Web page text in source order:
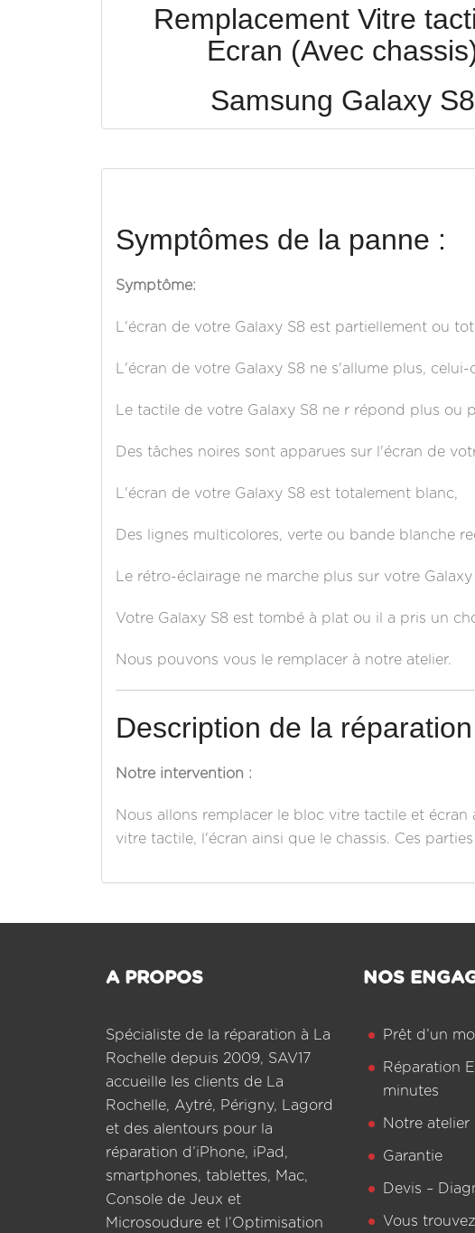
Remplacement Vitre
Ecran (Avec
Samsung Galaxy S8
Symptômes de la panne :
Symptôme:
L'écran de votre Galaxy S8 est partiellement ou
L'écran de votre Galaxy S8 ne s'allume plus,
Le tactile de votre Galaxy S8 ne r répond plus ou
Des tâches noires sont apparues sur l'écran de
L'écran de votre Galaxy S8 est totalement blanc,
Des lignes multicolores, verte ou bande blanche
Le rétro-éclairage ne marche plus sur votre
Votre Galaxy S8 est tombé à plat ou il a pris un
Nous pouvons vous le remplacer à notre atelier.
Description de la
Notre intervention :
Nous allons remplacer le bloc vitre tactile et
vitre tactile, l'écran ainsi que le chassis. Ces
A PROPOS
Spécialiste de la réparation à La
Rochelle depuis 2009, SAV17
accueille les clients de La
Rochelle, Aytré, Périgny, Lagord
et des alentours pour la
réparation d’iPhone, iPad,
smartphones, tablettes, Mac,
Console de Jeux et
Microsoudure et l’Optimisation
NOS
Prêt d’un
Réparation
minutes
Notre atelier
Garantie
Devis –
Vous